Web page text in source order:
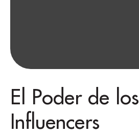
El Poder de los
Influencers